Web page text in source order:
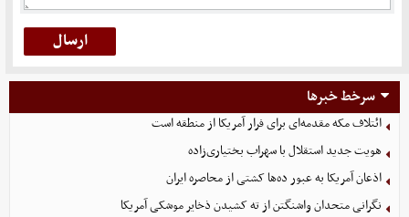
سرخط خبرها
ائتلاف مکه مقدمه‌ای برای فرار آمریکا از منطقه است
هویت جدید استقلال با سهراب بختیاری‌زاده
اذعان آمریکا به عبور ده‌ها کشتی از محاصره ایران
نگرانی متحدان واشنگتن از ته کشیدن ذخایر موشکی آمریکا